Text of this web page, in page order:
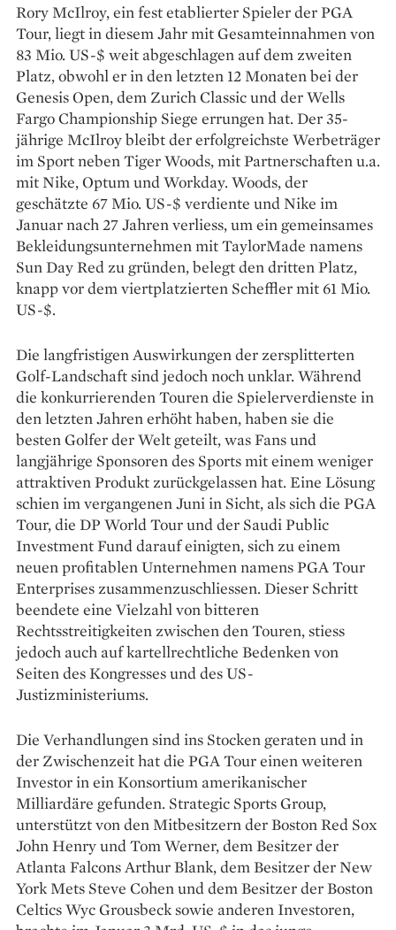
Rory McIlroy, ein fest etablierter Spieler der PGA
Tour, liegt in diesem Jahr mit Gesamteinnahmen von
83 Mio. US-$ weit abgeschlagen auf dem zweiten
Platz, obwohl er in den letzten 12 Monaten bei der
Genesis Open, dem Zurich Classic und der Wells
Fargo Championship Siege errungen hat. Der 35-
jährige McIlroy bleibt der erfolgreichste Werbeträger
im Sport neben Tiger Woods, mit Partnerschaften u.a.
mit Nike, Optum und Workday. Woods, der
geschätzte 67 Mio. US-$ verdiente und Nike im
Januar nach 27 Jahren verliess, um ein gemeinsames
Bekleidungsunternehmen mit TaylorMade namens
Sun Day Red zu gründen, belegt den dritten Platz,
knapp vor dem viertplatzierten Scheffler mit 61 Mio.
US-$.
Die langfristigen Auswirkungen der zersplitterten
Golf-Landschaft sind jedoch noch unklar. Während
die konkurrierenden Touren die Spielerverdienste in
den letzten Jahren erhöht haben, haben sie die
besten Golfer der Welt geteilt, was Fans und
langjährige Sponsoren des Sports mit einem weniger
attraktiven Produkt zurückgelassen hat. Eine Lösung
schien im vergangenen Juni in Sicht, als sich die PGA
Tour, die DP World Tour und der Saudi Public
Investment Fund darauf einigten, sich zu einem
neuen profitablen Unternehmen namens PGA Tour
Enterprises zusammenzuschliessen. Dieser Schritt
beendete eine Vielzahl von bitteren
Rechtsstreitigkeiten zwischen den Touren, stiess
jedoch auch auf kartellrechtliche Bedenken von
Seiten des Kongresses und des US-
Justizministeriums.
Die Verhandlungen sind ins Stocken geraten und in
der Zwischenzeit hat die PGA Tour einen weiteren
Investor in ein Konsortium amerikanischer
Milliardäre gefunden. Strategic Sports Group,
unterstützt von den Mitbesitzern der Boston Red Sox
John Henry und Tom Werner, dem Besitzer der
Atlanta Falcons Arthur Blank, dem Besitzer der New
York Mets Steve Cohen und dem Besitzer der Boston
Celtics Wyc Grousbeck sowie anderen Investoren,